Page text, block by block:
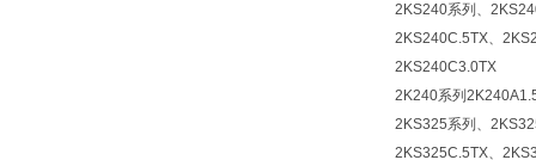
2KS240系列、
2KS240C.5TX、
2KS240C3.0TX
2K240系列
2KS325系列、
2KS325C.5TX、